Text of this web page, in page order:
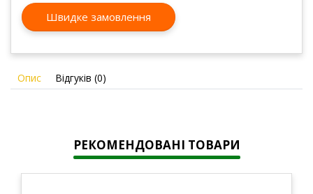
Швидке замовлення
Опис Відгуків (0)
РЕКОМЕНДОВАНІ ТОВАРИ